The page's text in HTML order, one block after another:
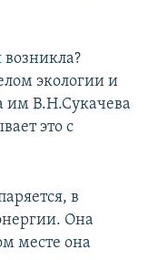
экологии и
им В.Н.Сукачева
это с
в
Она
месте она